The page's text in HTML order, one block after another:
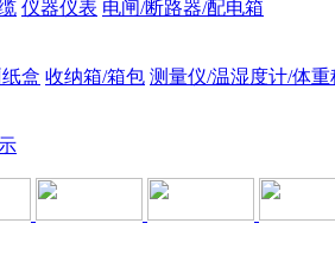
仪器仪表 电闸/断路器/配电箱
盒 收纳箱/箱包 测量仪/温湿度计/体重